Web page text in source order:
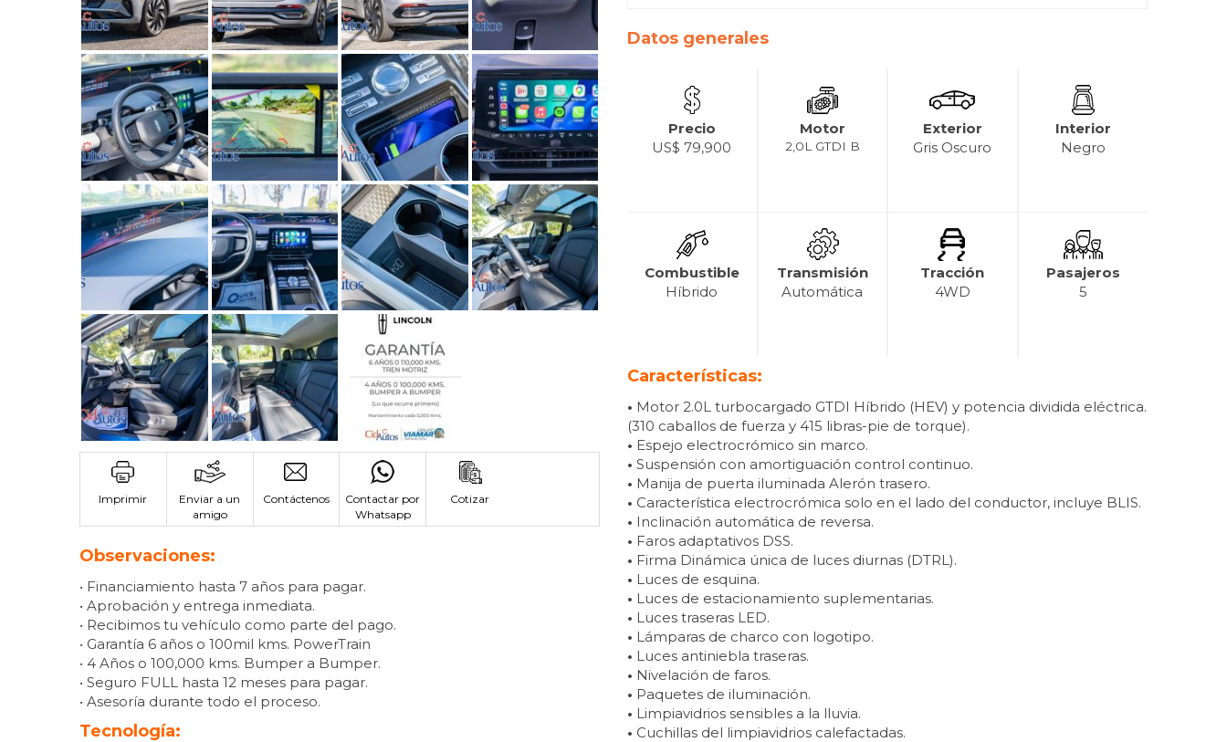
Imprimir
Enviar a un
amigo
Contáctenos
Contactar por
Whatsapp
Cotizar
Observaciones:
• Financiamiento hasta 7 años para pagar.
• Aprobación y entrega inmediata.
• Recibimos tu vehículo como parte del pago.
• Garantía 6 años o 100mil kms. PowerTrain
• 4 Años o 100,000 kms. Bumper a Bumper.
• Seguro FULL hasta 12 meses para pagar.
• Asesoría durante todo el proceso.
Tecnología:
Datos generales
Precio
US$ 79,900
Motor
2,0L GTDI B
Exterior
Gris Oscuro
Interior
Negro
Combustible
Híbrido
Transmisión
Automática
Tracción
4WD
Pasajeros
5
Características:
• Motor 2.0L turbocargado GTDI Híbrido (HEV) y potencia dividida eléctrica.
(310 caballos de fuerza y 415 libras-pie de torque).
• Espejo electrocrómico sin marco.
• Suspensión con amortiguación control continuo.
• Manija de puerta iluminada Alerón trasero.
• Característica electrocrómica solo en el lado del conductor, incluye BLIS.
• Inclinación automática de reversa.
• Faros adaptativos DSS.
• Firma Dinámica única de luces diurnas (DTRL).
• Luces de esquina.
• Luces de estacionamiento suplementarias.
• Luces traseras LED.
• Lámparas de charco con logotipo.
• Luces antiniebla traseras.
• Nivelación de faros.
• Paquetes de iluminación.
• Limpiavidrios sensibles a la lluvia.
• Cuchillas del limpiavidrios calefactadas.